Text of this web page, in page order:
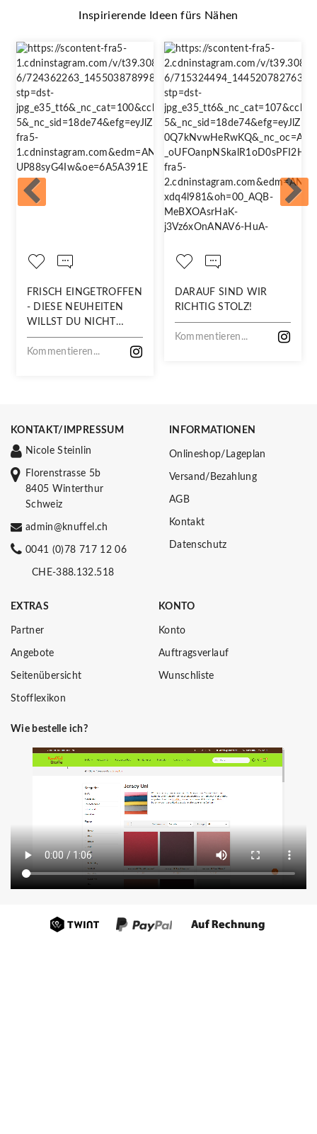
Inspirierende Ideen fürs Nähen
FRISCH EINGETROFFEN
- DIESE NEUHEITEN
WILLST DU NICHT
VERPASSEN!
Kommentieren...
DARAUF SIND WIR
RICHTIG STOLZ!
Kommentieren...
KONTAKT/IMPRESSUM
Nicole Steinlin
Florenstrasse 5b
8405 Winterthur
Schweiz
admin@knuffel.ch
0041 (0)78 717 12 06
CHE-388.132.518
INFORMATIONEN
Onlineshop/Lageplan
Versand/Bezahlung
AGB
Kontakt
Datenschutz
EXTRAS
Partner
Angebote
Seitenübersicht
Stofflexikon
KONTO
Konto
Auftragsverlauf
Wunschliste
Wie bestelle ich?